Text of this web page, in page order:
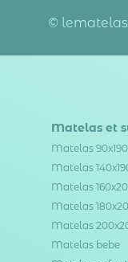
©
Matelas et
Matelas 90x190
Matelas
Matelas
Matelas
Matelas
Matelas bebe